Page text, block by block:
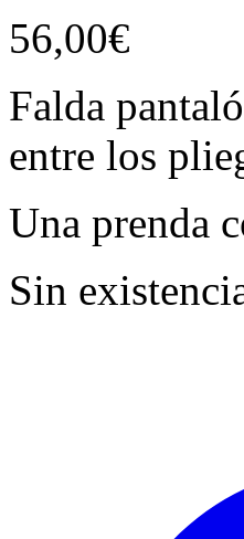
56,00€
Falda
entre los
Una prenda
Sin